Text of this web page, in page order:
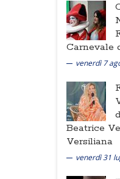
Carnevale
venerdì 7
Beatrice
Versiliana
venerdì 31